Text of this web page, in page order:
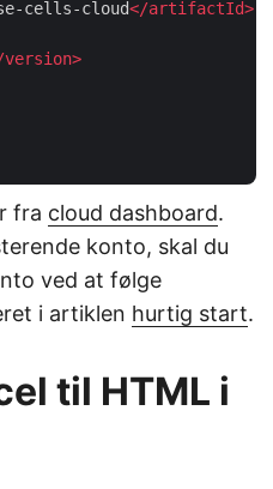
cells-cloud</artifactId>
version>
fra cloud dashboard.
konto, skal du
ved at følge
i artiklen hurtig start.
til HTML i